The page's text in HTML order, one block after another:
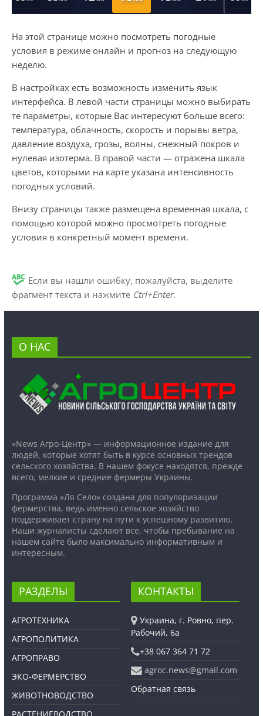
На этой странице можно посмотреть погодные
условия в режиме онлайн и прогноз на следующую
неделю.
В настройках есть возможность изменить язык
интерфейса. В левой части страницы можно выбирать
те параметры, которые Вас интересуют больше всего:
температура, облачность, скорость и порывы ветра,
давление воздуха, грозы, волны, снежный покров и
нулевая изотерма. В правой части — отражена шкала
цветов, которыми на карте указана интенсивность
погодных условий.
Внизу страницы также размещена временная шкала, с
помощью которой можно просмотреть погодные
условия в конкретный момент времени.
Если вы нашли ошибку, пожалуйста, выделите
фрагмент текста и нажмите Ctrl+Enter.
О НАС
«News Агро-Центр» — информационное издание для
людей, которые хотят быть в курсе основных трендов
сельского хозяйства. В нашем фокусе находятся, прежде
всего, мелкие и средние фермеры Украины.
Программа «Ля Село» создана для популяризации
фермерства, ведь именно сельское хозяйство
поддерживает страну на пути к успешному развитию.
Наши журналисты сделают все, чтобы пребывание на
нашем сайте было максимально информативным и
интересным.
РАЗДЕЛЫ
АГРОТЕХНИКА
АГРОПОЛИТИКА
АГРОПРАВО
ЭКО-ФЕРМЕРСТВО
ЖИВОТНОВОДСТВО
КОНТАКТЫ
Украина, г. Ровно, пер.
Рабочий, 6а
+38 067 364 71 72
agroc.news@gmail.com
Обратная связь